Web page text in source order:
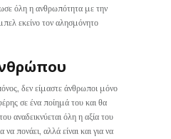
όλη η ανθρωπότητα με την
εκείνο τον αλησμόνητο
δεν είμαστε άνθρωποι μόνο
σε ένα ποίημά του και θα
αναδεικνύεται όλη η αξία του
να πονάει, αλλά είναι και για να